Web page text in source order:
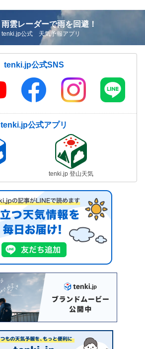
雨雲レーダーで雨を回避！
tenki.jp公式 天気予報アプリ
tenki.jp公式SNS
tenki.jp公式アプリ
tenki.jp 登山天気